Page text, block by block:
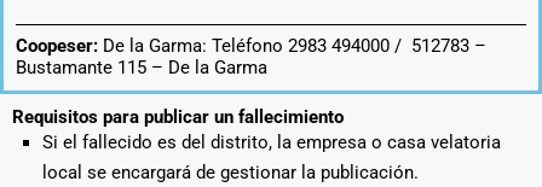
Coopeser: De la Garma: Teléfono 2983 494000 / 512783 –
Bustamante 115 – De la Garma
Requisitos para publicar un fallecimiento
Si el fallecido es del distrito, la empresa o casa velatoria
local se encargará de gestionar la publicación.